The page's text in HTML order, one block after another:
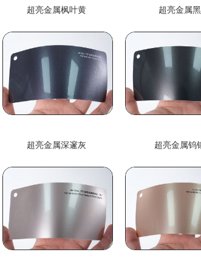
超亮金属枫叶黄 超亮金属黑
超亮金属深邃灰 超亮金属钨